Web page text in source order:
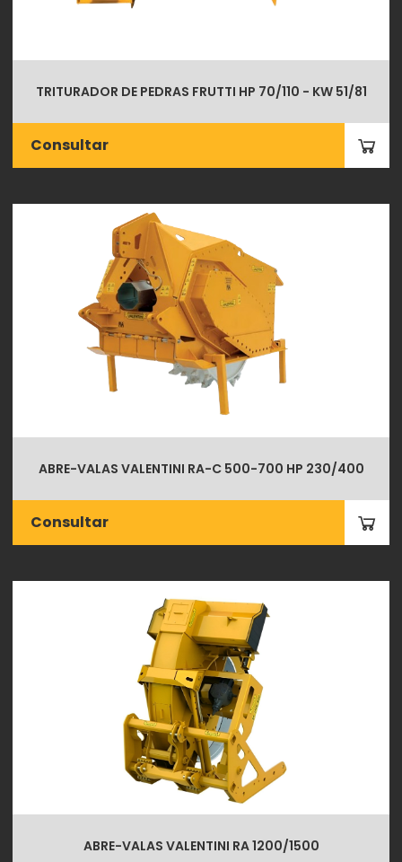
TRITURADOR DE PEDRAS FRUTTI HP 70/110 - KW 51/81
Consultar
ABRE-VALAS VALENTINI RA-C 500-700 HP 230/400
Consultar
ABRE-VALAS VALENTINI RA 1200/1500